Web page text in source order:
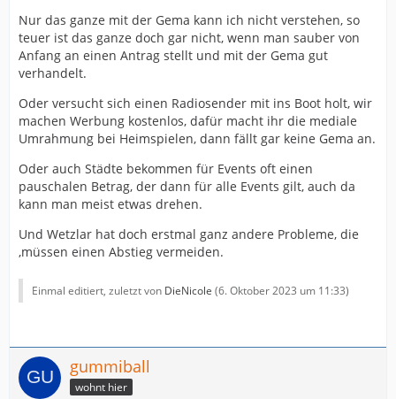
Nur das ganze mit der Gema kann ich nicht verstehen, so
teuer ist das ganze doch gar nicht, wenn man sauber von
Anfang an einen Antrag stellt und mit der Gema gut
verhandelt.
Oder versucht sich einen Radiosender mit ins Boot holt, wir
machen Werbung kostenlos, dafür macht ihr die mediale
Umrahmung bei Heimspielen, dann fällt gar keine Gema an.
Oder auch Städte bekommen für Events oft einen
pauschalen Betrag, der dann für alle Events gilt, auch da
kann man meist etwas drehen.
Und Wetzlar hat doch erstmal ganz andere Probleme, die
,müssen einen Abstieg vermeiden.
Einmal editiert, zuletzt von DieNicole (6. Oktober 2023 um 11:33)
gummiball
wohnt hier